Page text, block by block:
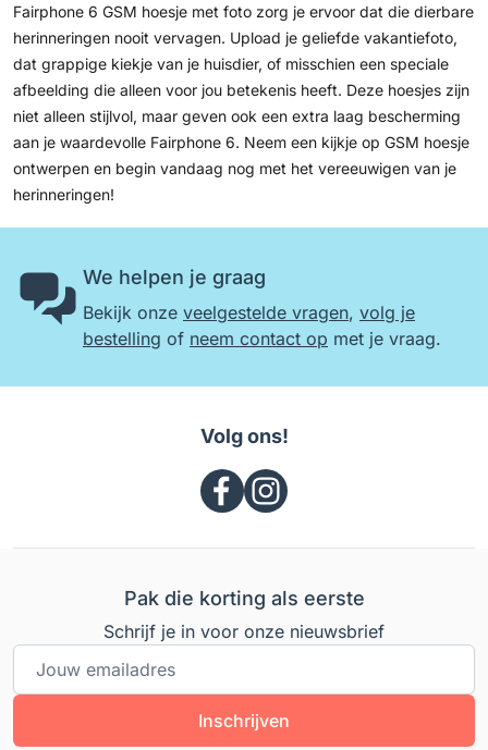
Fairphone 6 GSM hoesje met foto zorg je ervoor dat die dierbare
herinneringen nooit vervagen. Upload je geliefde vakantiefoto,
dat grappige kiekje van je huisdier, of misschien een speciale
afbeelding die alleen voor jou betekenis heeft. Deze hoesjes zijn
niet alleen stijlvol, maar geven ook een extra laag bescherming
aan je waardevolle Fairphone 6. Neem een kijkje op GSM hoesje
ontwerpen en begin vandaag nog met het vereeuwigen van je
herinneringen!
We helpen je graag
Bekijk onze veelgestelde vragen, volg je
bestelling of neem contact op met je vraag.
Volg ons!
Pak die korting als eerste
Schrijf je in voor onze nieuwsbrief
E-mailadres
Inschrijven